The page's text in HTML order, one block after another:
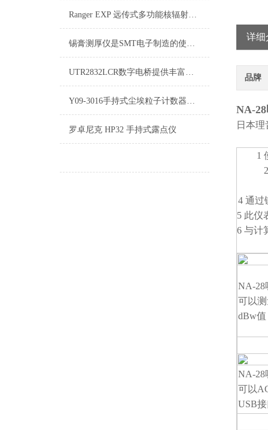
Ranger EXP 远传式多功能核辐射检测仪介绍
锡膏测厚仪是SMT电子制造的使用工具
UTR2832LCR数字电桥提供丰富的接口，可方便组成各种测试系统
Y09-3016手持式尘埃粒子计数器可用于kou罩过滤测试
罗卓尼克 HP32 手持式露点仪
详细
品牌
NA-
日本
1
4 通过
5 此仪
6 与计
NA-
可以
dBw值
NA-28
可以
USB